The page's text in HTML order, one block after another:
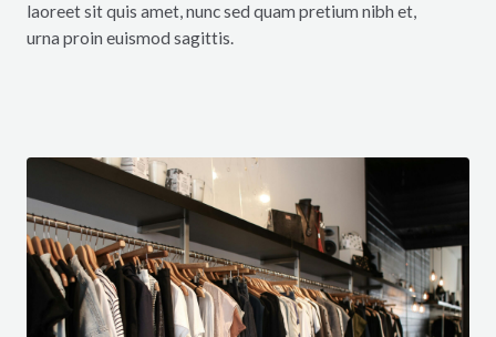
laoreet sit quis amet, nunc sed quam pretium nibh et,
urna proin euismod sagittis.